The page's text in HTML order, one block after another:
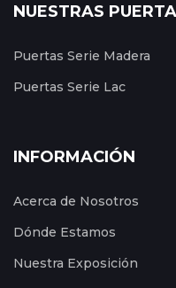
NUESTRAS
Puertas Serie Madera
Puertas Serie Lac
INFORMACIÓN
Acerca de Nosotros
Dónde Estamos
Nuestra Exposición